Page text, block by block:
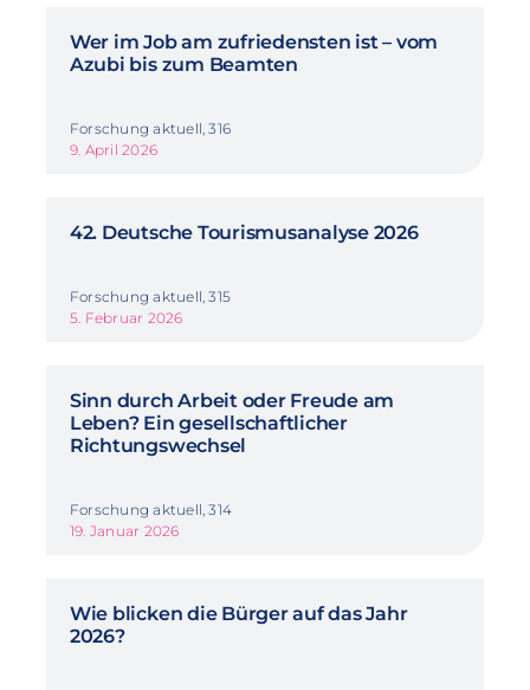
Wer im Job am zufriedensten ist – vom
Azubi bis zum Beamten
Forschung aktuell, 316
9. April 2026
42. Deutsche Tourismusanalyse 2026
Forschung aktuell, 315
5. Februar 2026
Sinn durch Arbeit oder Freude am
Leben? Ein gesellschaftlicher
Richtungswechsel
Forschung aktuell, 314
19. Januar 2026
Wie blicken die Bürger auf das Jahr
2026?